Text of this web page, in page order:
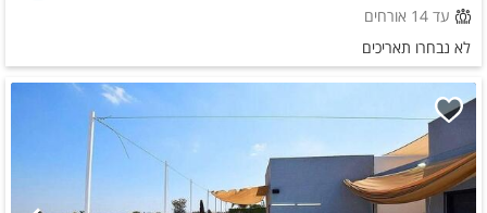
עד 14 אורחים
לא נבחרו תאריכים